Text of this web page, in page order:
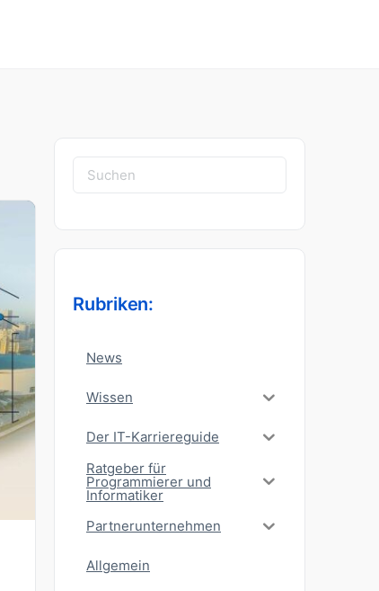
Suchen
nach:
Rubriken:
News
Wissen
Der IT-Karriereguide
Ratgeber für
Programmierer und
Informatiker
Partnerunternehmen
Allgemein